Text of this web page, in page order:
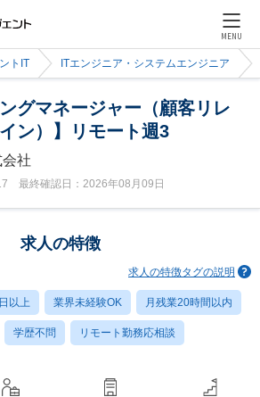
MENU
トIT ITエンジニア・システムエンジニア
グマネージャー（顧客リレ
ン）】リモート週3
社
最終確認日：2026年08月09日
求人の特徴
求人の特徴タグの説明
以上 業界未経験OK 月残業20時間以内
学歴不問 リモート勤務応相談